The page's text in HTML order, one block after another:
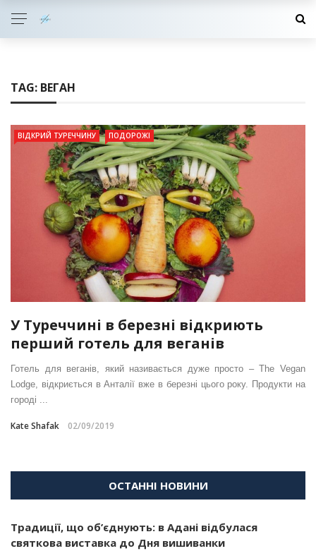
TAG: ВЕГАН
ВІДКРИЙ ТУРЕЧЧИНУ ПОДОРОЖІ
У Туреччині в березні відкриють
перший готель для веганів
Готель для веганів, який називається дуже просто – The Vegan
Lodge, відкриється в Анталії вже в березні цього року. Продукти на
городі ...
Kate Shafak 02/09/2019
ОСТАННІ НОВИНИ
Традиції, що об’єднують: в Адані відбулася
святкова виставка до Дня вишиванки